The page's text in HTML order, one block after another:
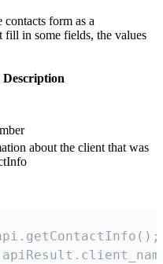
form as a
in some fields, the values
Description
about the client that was